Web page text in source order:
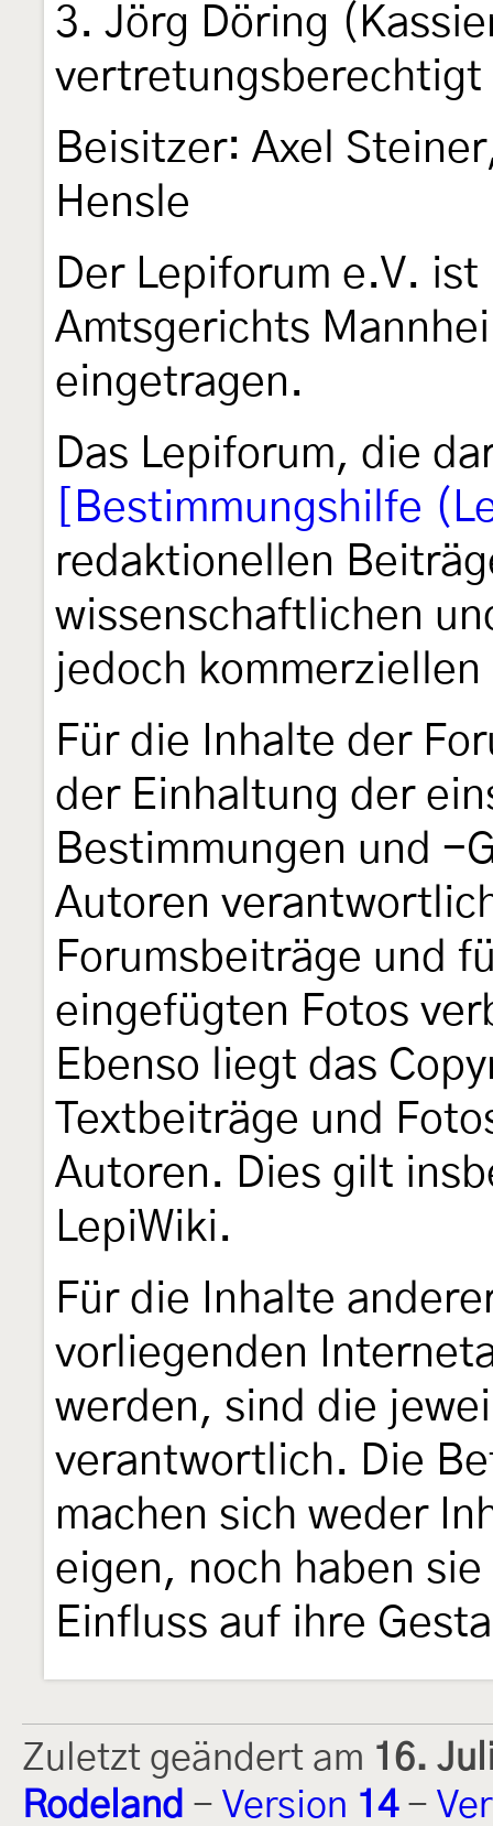
3. Jörg Döring
vertretungsberechtigt
Beisitzer: Axel
Hensle
Der Lepiforum e.V.
Amtsgerichts
eingetragen.
Das Lepiforum, die
[Bestimmungshilfe
redaktionellen
wissenschaftlichen
jedoch
Für die Inhalte der
der Einhaltung der
Bestimmungen und -
Autoren
Forumsbeiträge und
eingefügten Fotos
Ebenso liegt das
Textbeiträge und
Autoren. Dies gilt
LepiWiki.
Für die Inhalte
vorliegenden
werden, sind die
verantwortlich. Die
machen sich weder
eigen, noch haben
Einfluss auf ihre
Zuletzt geändert am 16.
Rodeland - Version 14-